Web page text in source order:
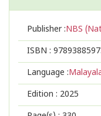
Publisher :NBS
ISBN :
Language :
Edition : 2025